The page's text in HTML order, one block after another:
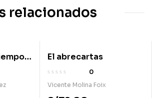
relacionados
El abrecartas
0
Vicente Molina Foix